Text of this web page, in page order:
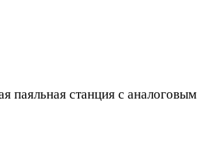
паяльная станция с аналоговым